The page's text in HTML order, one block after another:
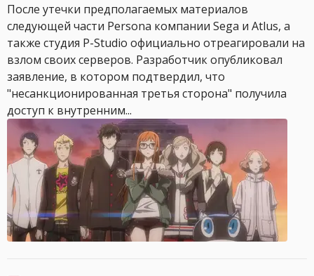
После утечки предполагаемых материалов
следующей части Persona компании Sega и Atlus, а
также студия P-Studio официально отреагировали на
взлом своих серверов. Разработчик опубликовал
заявление, в котором подтвердил, что
"несанкционированная третья сторона" получила
доступ к внутренним...